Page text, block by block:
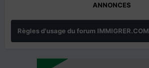
ANNONCES
Règles d'usage du forum IMMIGRER.COM